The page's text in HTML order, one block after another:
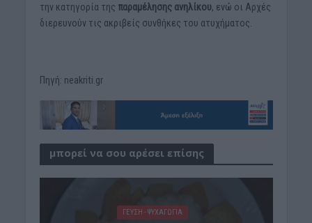
την κατηγορία της παραμέλησης ανηλίκου, ενώ οι Αρχές
διερευνούν τις ακριβείς συνθήκες του ατυχήματος.
Πηγή: neakriti.gr
μπορεί να σου αρέσει επίσης
ΓΕΎΣΗ - ΨΥΧΑΓΩΓΊΑ